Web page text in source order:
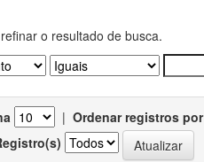
o resultado de busca.
| Ordenar registros por